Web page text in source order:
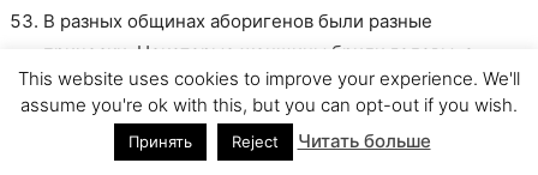
В разных общинах аборигенов были разные
прически. Некоторые женщины брили головы, а
некоторые носили короткие волосы. Поскольку тела
европейских мужчин и женщин, которые основали
первые поселения на Австралийском континенте,
This website uses cookies to improve your experience. We'll
assume you're ok with this, but you can opt-out if you wish.
Принять Reject Читать больше